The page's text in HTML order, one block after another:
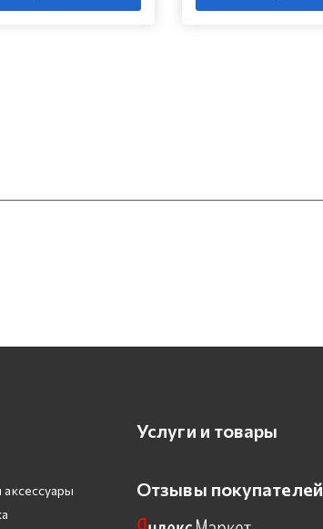
Услуги и товары
Отзывы покупателей